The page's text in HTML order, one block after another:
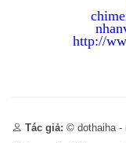
http://
Tác giả: © dothaiha -